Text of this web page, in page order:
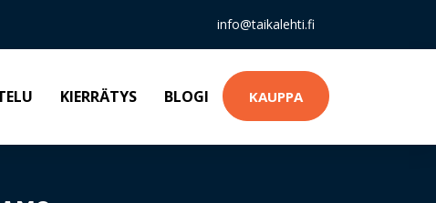
info@taikalehti.fi
KIERRÄTYS BLOGI KAUPPA